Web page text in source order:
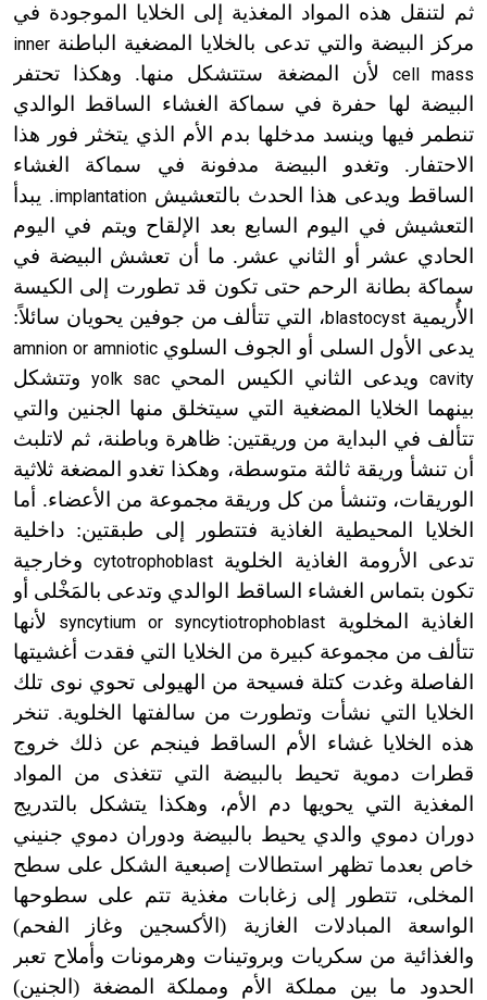
ثم لتنقل هذه المواد المغذية إلى الخلايا الموجودة في
مركز البيضة والتي تدعى بالخلايا المضغية الباطنة inner
cell mass لأن المضغة ستتشكل منها. وهكذا تحتفر
البيضة لها حفرة في سماكة الغشاء الساقط الوالدي
تنطمر فيها وينسد مدخلها بدم الأم الذي يتخثر فور هذا
الاحتفار. وتغدو البيضة مدفونة في سماكة الغشاء
الساقط ويدعى هذا الحدث بالتعشيشimplantation. يبدأ
التعشيش في اليوم السابع بعد الإلقاح ويتم في اليوم
الحادي عشر أو الثاني عشر. ما أن تعشش البيضة في
سماكة بطانة الرحم حتى تكون قد تطورت إلى الكيسة
الأُريمية blastocyst، التي تتألف من جوفين يحويان سائلاً:
يدعى الأول السلى أو الجوف السلويamnion or amniotic
cavityويدعى الثاني الكيس المحي yolk sacوتتشكل
بينهما الخلايا المضغية التي سيتخلق منها الجنين والتي
تتألف في البداية من وريقتين: ظاهرة وباطنة، ثم لاتلبث
أن تنشأ وريقة ثالثة متوسطة، وهكذا تغدو المضغة ثلاثية
الوريقات، وتنشأ من كل وريقة مجموعة من الأعضاء. أما
الخلايا المحيطية الغاذية فتتطور إلى طبقتين: داخلية
تدعى الأرومة الغاذية الخلوية cytotrophoblastوخارجية
تكون بتماس الغشاء الساقط الوالدي وتدعى بالمَخْلى أو
الغاذية المخلوية syncytium or syncytiotrophoblast لأنها
تتألف من مجموعة كبيرة من الخلايا التي فقدت أغشيتها
الفاصلة وغدت كتلة فسيحة من الهيولى تحوي نوى تلك
الخلايا التي نشأت وتطورت من سالفتها الخلوية. تنخر
هذه الخلايا غشاء الأم الساقط فينجم عن ذلك خروج
قطرات دموية تحيط بالبيضة التي تتغذى من المواد
المغذية التي يحويها دم الأم، وهكذا يتشكل بالتدريج
دوران دموي والدي يحيط بالبيضة ودوران دموي جنيني
خاص بعدما تظهر استطالات إصبعية الشكل على سطح
المخلى، تتطور إلى زغابات مغذية تتم على سطوحها
الواسعة المبادلات الغازية (الأكسجين وغاز الفحم)
والغذائية من سكريات وبروتينات وهرمونات وأملاح تعبر
الحدود ما بين مملكة الأم ومملكة المضغة (الجنين)